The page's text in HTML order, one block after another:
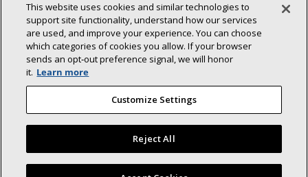
Newsroom
Conéctese con nosotros:
©2026 Lennox International Inc.
Site Map
This website uses cookies and similar technologies to
support site functionality, understand how our services
are used, and improve your experience. You can choose
which categories of cookies you allow. If your browser
sends an opt‑out preference signal, we will honor
it. Learn more
Customize Settings
Reject All